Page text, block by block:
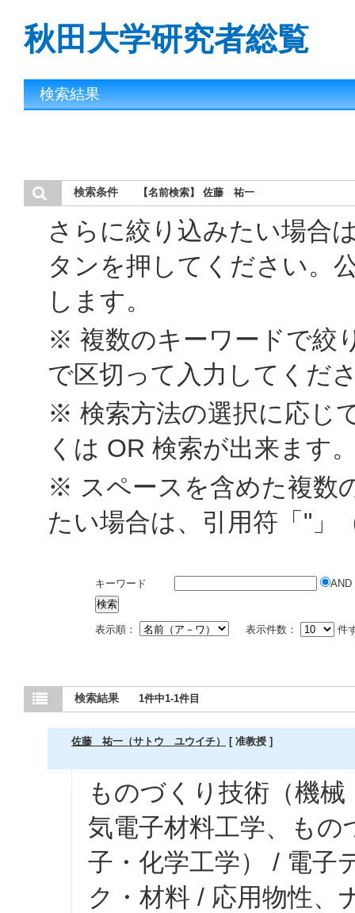
秋田大学研究者総覧
検索結果
検索条件 【名前検索】 佐藤 祐一
さらに絞り込みたい場合
タンを押してください。
します。
※ 複数のキーワードで絞
で区切って入力してくだ
※ 検索方法の選択に応じ
くは OR 検索が出来ます
※ スペースを含めた複数
たい場合は、引用符「"」
キーワード AND
表示順： 表示件数： 件
検索結果 1件中1-1件目
佐藤 祐一（サトウ ユウイチ） [ 准教授 ]
ものづくり技術（機
気電子材料工学、も
子・化学工学） / 電子
ク・材料 / 応用物性、